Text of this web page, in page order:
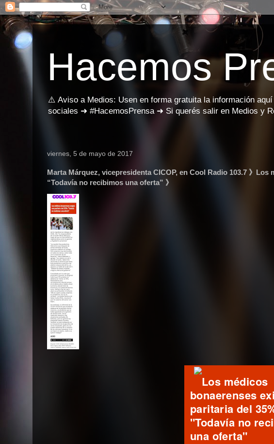
Hacemos
⚠️ Aviso a Medios: Usen en forma gratuita la información
sociales ➜ #HacemosPrensa ➜ Si querés salir en Medios y
viernes, 5 de mayo de 2017
Marta Márquez, vicepresidenta CICOP, en Cool Radio 103.7 》
“Todavía no recibimos una oferta” 》
Los médicos
bonaerenses
paritaria del
"Todavía no
una oferta"